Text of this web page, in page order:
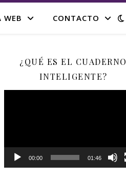
WEB CONTACTO
¿QUÉ ES EL CUADERNO
INTELIGENTE?
00:00 01:46